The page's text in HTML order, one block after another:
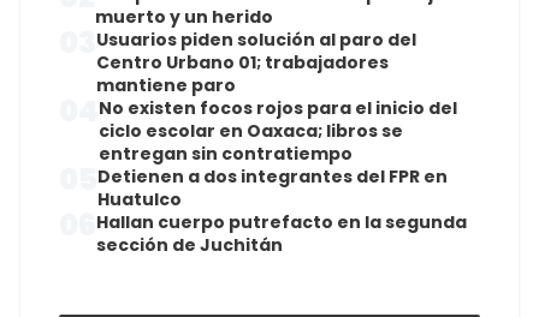
muerto y un herido
Usuarios piden solución al paro del
Centro Urbano 01; trabajadores
mantiene paro
No existen focos rojos para el inicio del
ciclo escolar en Oaxaca; libros se
entregan sin contratiempo
Detienen a dos integrantes del FPR en
Huatulco
Hallan cuerpo putrefacto en la segunda
sección de Juchitán